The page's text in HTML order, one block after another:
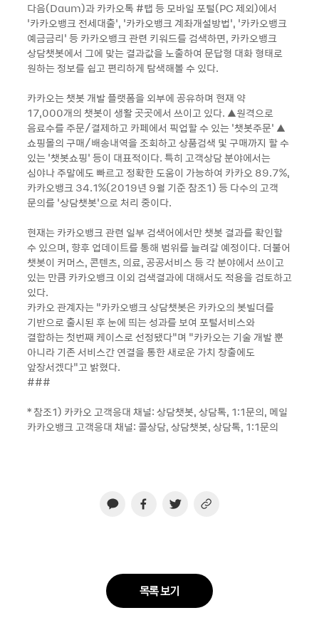
다음(Daum)과 카카오톡 #탭 등 모바일 포털(PC 제외)에서
‘카카오뱅크 전세대출’, ‘카카오뱅크 계좌개설방법’, ‘카카오뱅크
예금금리’ 등 카카오뱅크 관련 키워드를 검색하면, 카카오뱅크
상담챗봇에서 그에 맞는 결과값을 노출하여 문답형 대화 형태로
원하는 정보를 쉽고 편리하게 탐색해볼 수 있다.
카카오는 챗봇 개발 플랫폼을 외부에 공유하며 현재 약
17,000개의 챗봇이 생활 곳곳에서 쓰이고 있다. ▲원격으로
음료수를 주문/결제하고 카페에서 픽업할 수 있는 '챗봇주문' ▲
쇼핑몰의 구매/배송내역을 조회하고 상품검색 및 구매까지 할 수
있는 '챗봇쇼핑' 등이 대표적이다. 특히 고객상담 분야에서는
심야나 주말에도 빠르고 정확한 도움이 가능하여 카카오 89.7%,
카카오뱅크 34.1%(2019년 9월 기준 참조1) 등 다수의 고객
문의를 ‘상담챗봇’으로 처리 중이다.
현재는 카카오뱅크 관련 일부 검색어에서만 챗봇 결과를 확인할
수 있으며, 향후 업데이트를 통해 범위를 늘려갈 예정이다. 더불어
챗봇이 커머스, 콘텐츠, 의료, 공공서비스 등 각 분야에서 쓰이고
있는 만큼 카카오뱅크 이외 검색결과에 대해서도 적용을 검토하고
있다.
카카오 관계자는 “카카오뱅크 상담챗봇은 카카오의 봇빌더를
기반으로 출시된 후 눈에 띄는 성과를 보여 포털서비스와
결합하는 첫번째 케이스로 선정됐다”며 “카카오는 기술 개발 뿐
아니라 기존 서비스간 연결을 통한 새로운 가치 창출에도
앞장서겠다”고 밝혔다.
###
* 참조1) 카카오 고객응대 채널: 상담챗봇, 상담톡, 1:1문의, 메일
카카오뱅크 고객응대 채널: 콜상담, 상담챗봇, 상담톡, 1:1문의
목록 보기